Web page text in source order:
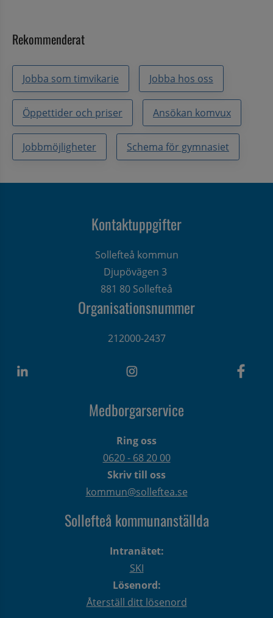
Rekommenderat
Jobba som timvikarie Jobba hos oss
Öppettider och priser Ansökan komvux
Jobbmöjligheter Schema för gymnasiet
Kontaktuppgifter
Sollefteå kommun
Djupövägen 3
881 80 Sollefteå
Organisationsnummer
212000-2437
Medborgarservice
Ring oss
0620 - 68 20 00
Skriv till oss
kommun@solleftea.se
Sollefteå kommunanställda
Intranätet:
SKI
Lösenord:
Återställ ditt lösenord